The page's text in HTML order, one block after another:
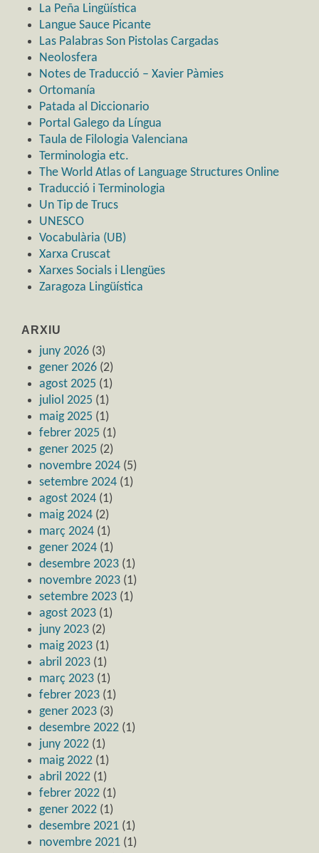
La Peña Lingüística
Langue Sauce Picante
Las Palabras Son Pistolas Cargadas
Neolosfera
Notes de Traducció – Xavier Pàmies
Ortomanía
Patada al Diccionario
Portal Galego da Língua
Taula de Filologia Valenciana
Terminologia etc.
The World Atlas of Language Structures Online
Traducció i Terminologia
Un Tip de Trucs
UNESCO
Vocabulària (UB)
Xarxa Cruscat
Xarxes Socials i Llengües
Zaragoza Lingüística
ARXIU
juny 2026 (3)
gener 2026 (2)
agost 2025 (1)
juliol 2025 (1)
maig 2025 (1)
febrer 2025 (1)
gener 2025 (2)
novembre 2024 (5)
setembre 2024 (1)
agost 2024 (1)
maig 2024 (2)
març 2024 (1)
gener 2024 (1)
desembre 2023 (1)
novembre 2023 (1)
setembre 2023 (1)
agost 2023 (1)
juny 2023 (2)
maig 2023 (1)
abril 2023 (1)
març 2023 (1)
febrer 2023 (1)
gener 2023 (3)
desembre 2022 (1)
juny 2022 (1)
maig 2022 (1)
abril 2022 (1)
febrer 2022 (1)
gener 2022 (1)
desembre 2021 (1)
novembre 2021 (1)